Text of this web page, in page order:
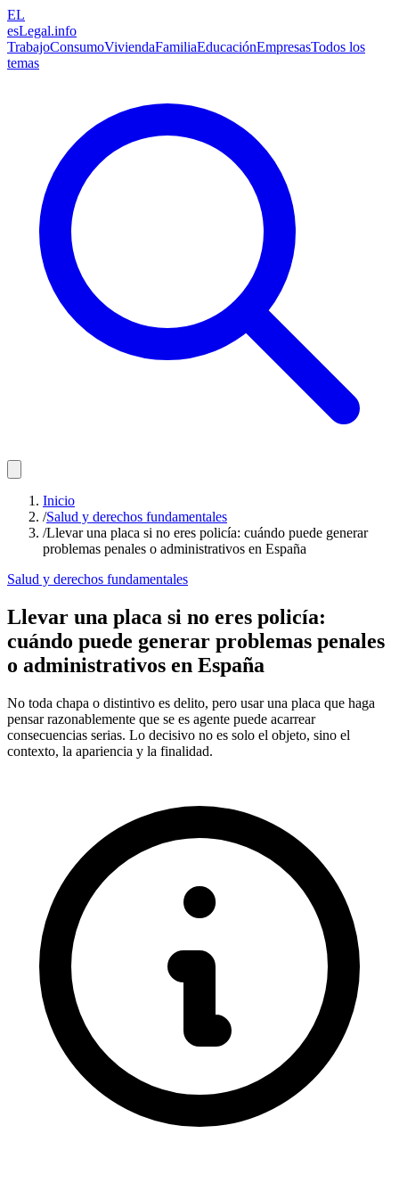
EL
esLegal.info
TrabajoConsumoViviendaFamiliaEducaciónEmpresasTodos los
temas
Inicio
/Salud y derechos fundamentales
/Llevar una placa si no eres policía: cuándo puede generar
problemas penales o administrativos en España
Salud y derechos fundamentales
Llevar una placa si no eres policía:
cuándo puede generar problemas penales
o administrativos en España
No toda chapa o distintivo es delito, pero usar una placa que haga
pensar razonablemente que se es agente puede acarrear
consecuencias serias. Lo decisivo no es solo el objeto, sino el
contexto, la apariencia y la finalidad.